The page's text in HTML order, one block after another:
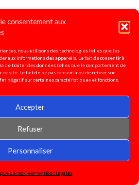
consentement aux
nous utilisons des technologies telles que les
aux informations des appareils. Le fait de consentir à
de traiter des données telles que le comportement de
ce site. Le fait de ne pas consentir ou de retirer son
négatif sur certaines caractéristiques et fonctions.
Accepter
Refuser
Personnaliser
de cookiesMentions légales